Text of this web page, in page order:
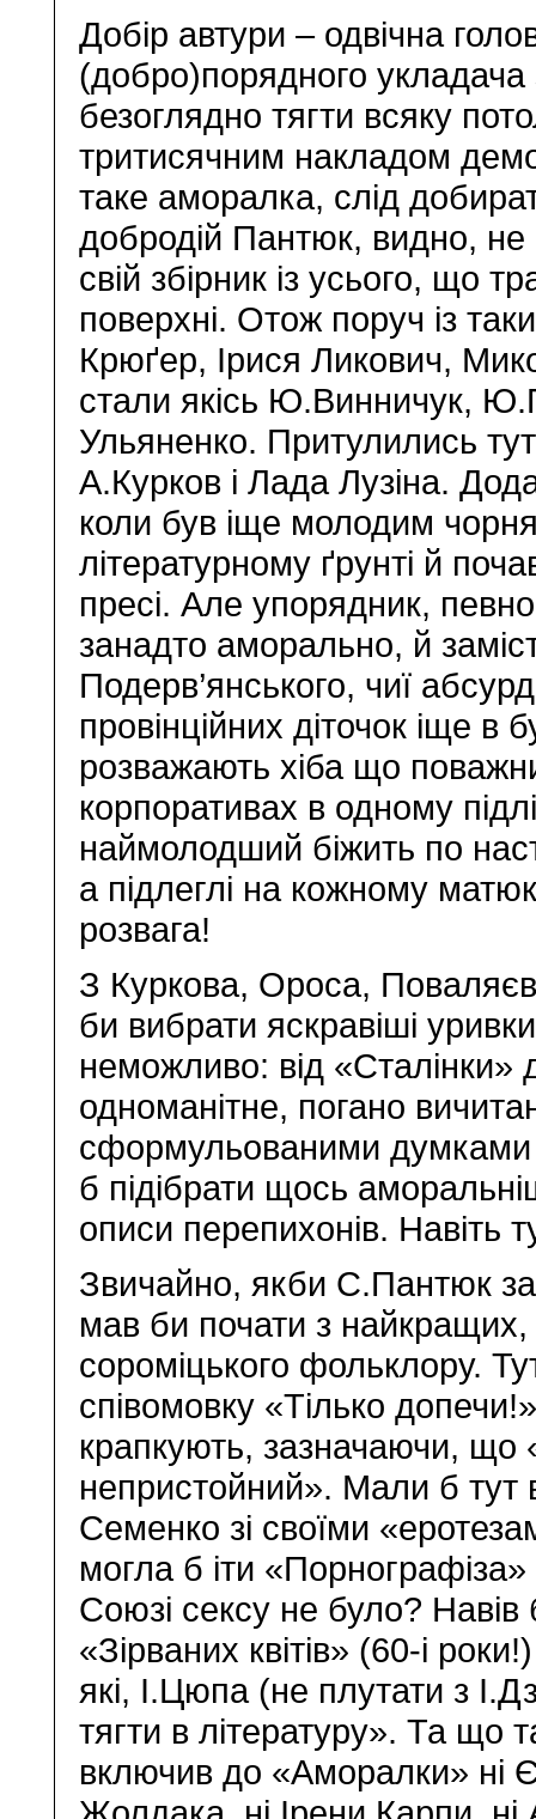
Добір автури – одвічна
(добро)порядного
безоглядно тягти всяку
тритисячним накладом
таке аморалка, слід
добродій Пантюк, видно, не
свій збірник із усього, що
поверхні. Отож поруч із
Крюґер, Ірися Ликович,
стали якісь Ю.Винничук,
Ульяненко. Притулились тут
А.Курков і Лада Лузіна.
коли був іще молодим
літературному ґрунті й
пресі. Але упорядник,
занадто аморально, й
Подерв’янського, чиї
провінційних діточок іще в
розважають хіба що
корпоративах в одному
наймолодший біжить по
а підлеглі на кожному
розвага!
З Куркова, Ороса,
би вибрати яскравіші
неможливо: від «Сталінки»
одноманітне, погано
сформульованими думками
б підібрати щось
описи перепихонів. Навіть
Звичайно, якби С.Пантюк
мав би почати з найкращих,
сороміцького фольклору.
співомовку «Тілько
крапкують, зазначаючи, що
непристойний». Мали б тут
Семенко зі своїми
могла б іти
Союзі сексу не було?
«Зірваних квітів» (60-і
які, І.Цюпа (не плутати з
тягти в літературу». Та що
включив до «Аморалки» ні